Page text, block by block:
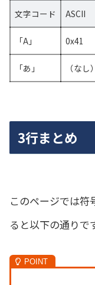
文字コード ASCII
「A」 0x41
「あ」 （なし）
3行まとめ
このページでは符
ると以下の通りで